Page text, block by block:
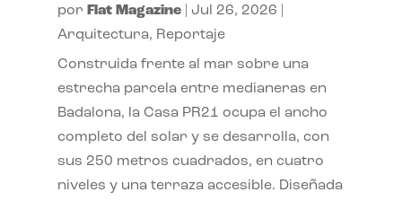
por Flat Magazine| Jul 26, 2026
Arquitectura, Reportaje
Construida frente al mar sobre una
estrecha parcela entre medianeras en
Badalona, la Casa PR21 ocupa el ancho
completo del solar y se desarrolla, con
sus 250 metros cuadrados, en cuatro
niveles y una terraza accesible. Diseñada